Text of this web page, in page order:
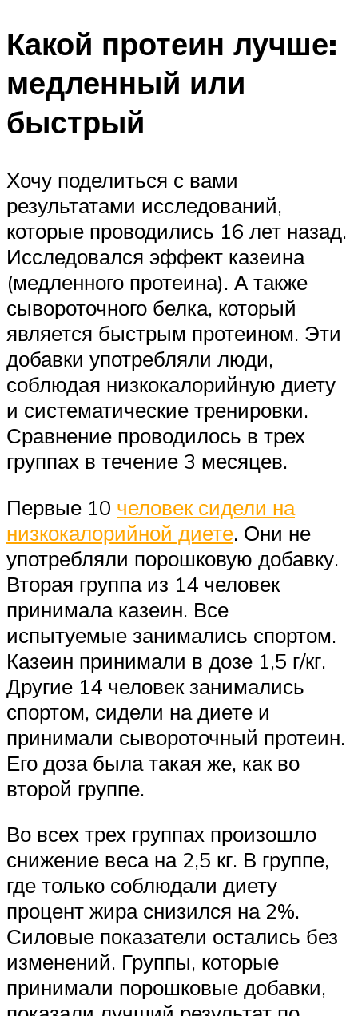
Какой протеин лучше:
медленный или
быстрый
Хочу поделиться с вами
результатами исследований,
которые проводились 16 лет назад.
Исследовался эффект казеина
(медленного протеина). А также
сывороточного белка, который
является быстрым протеином. Эти
добавки употребляли люди,
соблюдая низкокалорийную диету
и систематические тренировки.
Сравнение проводилось в трех
группах в течение 3 месяцев.
Первые 10 человек сидели на
низкокалорийной диете. Они не
употребляли порошковую добавку.
Вторая группа из 14 человек
принимала казеин. Все
испытуемые занимались спортом.
Казеин принимали в дозе 1,5 г/кг.
Другие 14 человек занимались
спортом, сидели на диете и
принимали сывороточный протеин.
Его доза была такая же, как во
второй группе.
Во всех трех группах произошло
снижение веса на 2,5 кг. В группе,
где только соблюдали диету
процент жира снизился на 2%.
Силовые показатели остались без
изменений. Группы, которые
принимали порошковые добавки,